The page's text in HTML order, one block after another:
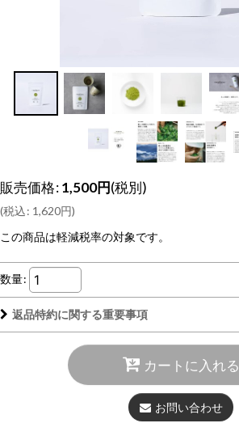
販売価格:1,500円(税別)
(税込: 1,620円)
この商品は軽減税率の対象です。
数量:
返品特約に関する重要事項
カートに入れる
お問い合わせ